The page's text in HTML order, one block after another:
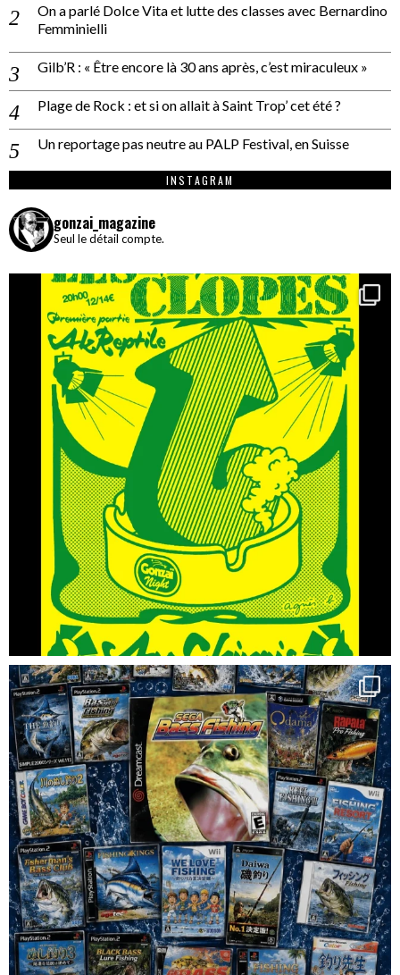
On a parlé Dolce Vita et lutte des classes avec Bernardino
Femminielli
Gilb’R : « Être encore là 30 ans après, c’est miraculeux »
Plage de Rock : et si on allait à Saint Trop’ cet été ?
Un reportage pas neutre au PALP Festival, en Suisse
INSTAGRAM
gonzai_magazine
Seul le détail compte.